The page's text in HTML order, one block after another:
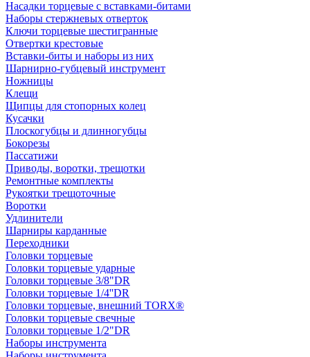
Насадки торцевые с вставками-битами
Наборы стержневых отверток
Ключи торцевые шестигранные
Отвертки крестовые
Вставки-биты и наборы из них
Шарнирно-губцевый инструмент
Ножницы
Клещи
Щипцы для стопорных колец
Кусачки
Плоскогубцы и длинногубцы
Бокорезы
Пассатижи
Приводы, воротки, трещотки
Ремонтные комплекты
Рукоятки трещоточные
Воротки
Удлинители
Шарниры карданные
Переходники
Головки торцевые
Головки торцевые ударные
Головки торцевые 3/8"DR
Головки торцевые 1/4''DR
Головки торцевые, внешний TORX®
Головки торцевые свечные
Головки торцевые 1/2"DR
Наборы инструмента